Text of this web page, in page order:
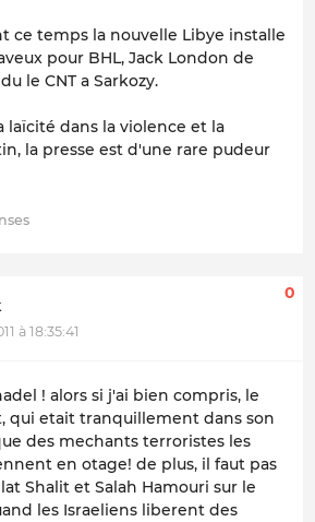
ce temps la nouvelle Libye installe
pour BHL, Jack London de
le CNT a Sarkozy.
laïcité dans la violence et la
la presse est d'une rare pudeur
à 18:35:41
0
! alors si j'ai bien compris, le
qui etait tranquillement dans son
des mechants terroristes les
en otage! de plus, il faut pas
Shalit et Salah Hamouri sur le
les Israeliens liberent des